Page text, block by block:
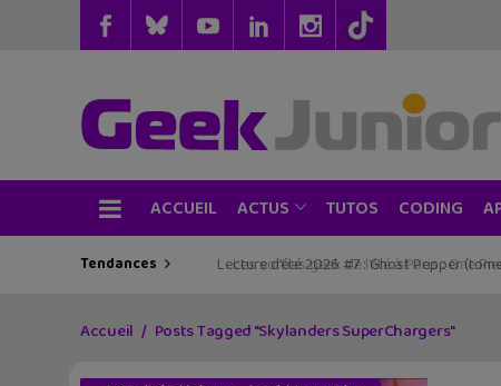
ACCUEIL ACTUS TUTOS CODING
Tendances Les sorties geek de l’été à Paris : One
Accueil Posts Tagged "Skylanders SuperChargers"